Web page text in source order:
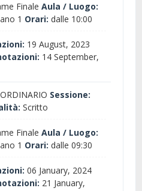
Finale Aula / Luogo:
1 Orari: dalle 10:00
19 August, 2023
14 September,
Sessione:
Scritto
Finale Aula / Luogo:
1 Orari: dalle 09:30
06 January, 2024
21 January,